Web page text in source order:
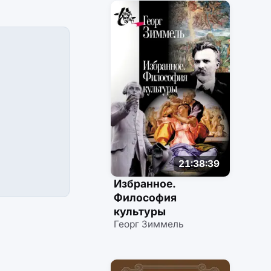
21:38:39
Избранное.
Философия
культуры
Георг Зиммель